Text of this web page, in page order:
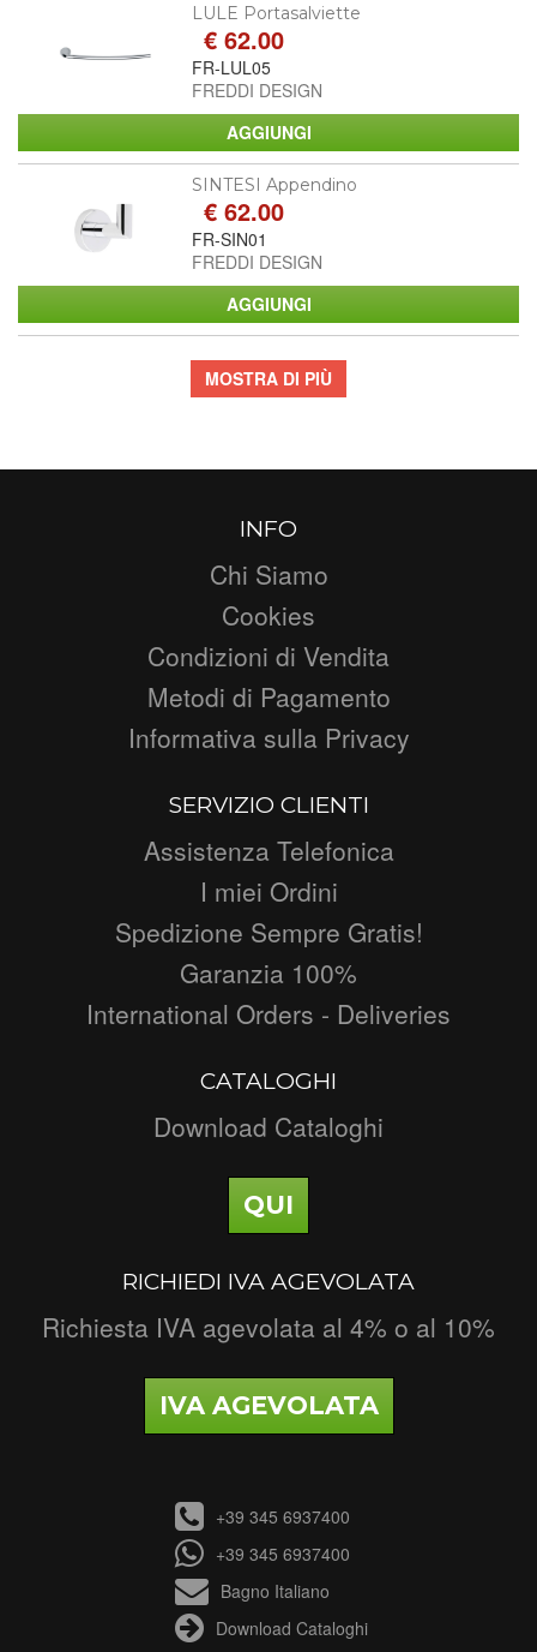
LULE Portasalviette
€ 62.00
FR-LUL05
FREDDI DESIGN
SINTESI Appendino
€ 62.00
FR-SIN01
FREDDI DESIGN
MOSTRA DI PIÙ
INFO
Chi Siamo
Cookies
Condizioni di Vendita
Metodi di Pagamento
Informativa sulla Privacy
SERVIZIO CLIENTI
Assistenza Telefonica
I miei Ordini
Spedizione Sempre Gratis!
Garanzia 100%
International Orders - Deliveries
CATALOGHI
Download Cataloghi
QUI
RICHIEDI IVA AGEVOLATA
Richiesta IVA agevolata al 4% o al 10%
IVA AGEVOLATA
+39 345 6937400
+39 345 6937400
Bagno Italiano
Download Cataloghi